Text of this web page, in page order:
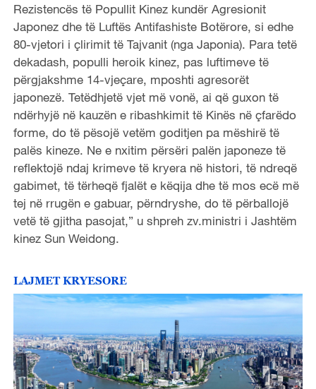
Rezistencës të Popullit Kinez kundër Agresionit
Japonez dhe të Luftës Antifashiste Botërore, si edhe
80-vjetori i çlirimit të Tajvanit (nga Japonia). Para tetë
dekadash, populli heroik kinez, pas luftimeve të
përgjakshme 14-vjeçare, mposhti agresorët
japonezë. Tetëdhjetë vjet më vonë, ai që guxon të
ndërhyjë në kauzën e ribashkimit të Kinës në çfarëdo
forme, do të pësojë vetëm goditjen pa mëshirë të
palës kineze. Ne e nxitim përsëri palën japoneze të
reflektojë ndaj krimeve të kryera në histori, të ndreqë
gabimet, të tërheqë fjalët e këqija dhe të mos ecë më
tej në rrugën e gabuar, përndryshe, do të përballojë
vetë të gjitha pasojat,” u shpreh zv.ministri i Jashtëm
kinez Sun Weidong.
LAJMET KRYESORE